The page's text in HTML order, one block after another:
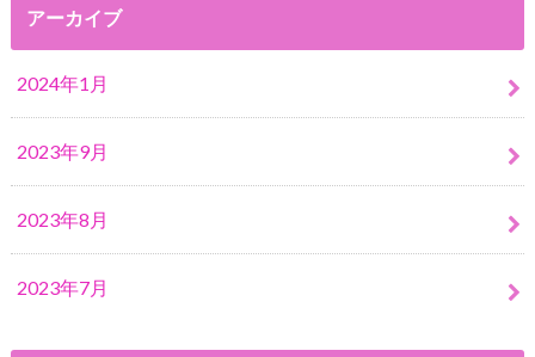
アーカイブ
2024年1月
2023年9月
2023年8月
2023年7月